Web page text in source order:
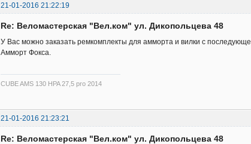
21-01-2016 21:22:19
Re: Веломастерская "Вел.ком" ул. Дикопольцева 48
У Вас можно заказать ремкомплекты для амморта и вилки с
Амморт Фокса.
CUBE AMS 130 HPA 27,5 pro 2014
21-01-2016 21:23:21
Re: Веломастерская "Вел.ком" ул. Дикопольцева 48